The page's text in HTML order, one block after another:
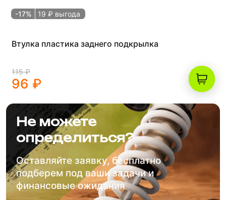
-17% 19 ₽ выгода
Втулка пластика заднего подкрылка
115 ₽
96 ₽
Не можете
определиться?
Оставляйте заявку, бесплатно
подберем под ваши задачи и
финансовые ожидания